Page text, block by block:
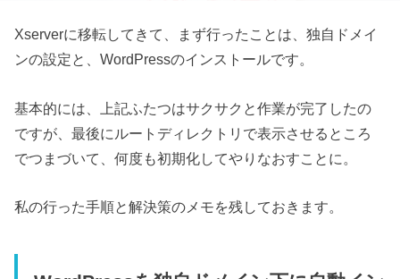
Xserverに移転してきて、まず行ったことは、独自ドメイ
ンの設定と、WordPressのインストールです。
基本的には、上記ふたつはサクサクと作業が完了したの
ですが、最後にルートディレクトリで表示させるところ
でつまづいて、何度も初期化してやりなおすことに。
私の行った手順と解決策のメモを残しておきます。